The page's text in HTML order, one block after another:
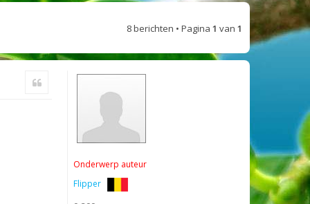
8 berichten • Pagina 1 van 1
Onderwerp auteur
Flipper